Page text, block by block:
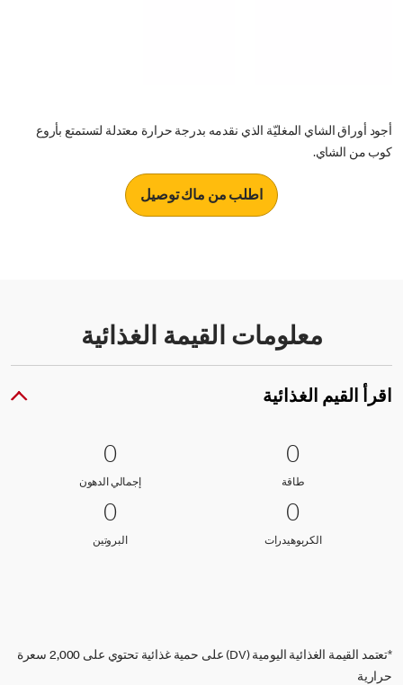
أجود أوراق الشاي المغليّة الذي نقدمه بدرجة حرارة معتدلة لتستمتع بأروع
كوب من الشاي.
اطلب من ماك توصيل
معلومات القيمة الغذائية
اقرأ القيم الغذائية
0 طاقة
0
0
طاقةطاقة
0 إجمالي الدهون
0
إجمالي الدهونإجمالي الدهون
0 الكربوهيدرات
0
0
الكربوهيدراتالكربوهيدرات
0 البروتين
0
البروتين
*تعتمد القيمة الغذائية اليومية (DV) على حمية غذائية تحتوي على 2,000 سعرة
حرارية